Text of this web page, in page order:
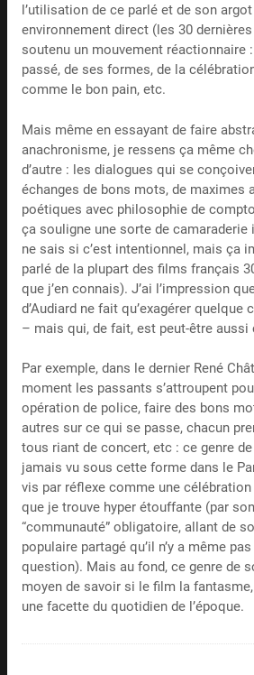
l’utilisation de ce parlé et de son
environnement direct (les 30
soutenu un mouvement réactionnaire
passé, de ses formes, de la
comme le bon pain, etc.
Mais même en essayant de faire
anachronisme, je ressens ça même
d’autre : les dialogues qui se
échanges de bons mots, de maximes
poétiques avec philosophie de
ça souligne une sorte de
ne sais si c’est intentionnel, mais ça
parlé de la plupart des films français
que j’en connais). J’ai l’impression
d’Audiard ne fait qu’exagérer quelque
– mais qui, de fait, est peut-être aussi
Par exemple, dans le dernier René
moment les passants s’attroupent
opération de police, faire des bons
autres sur ce qui se passe, chacun
tous riant de concert, etc : ce genre de
jamais vu sous cette forme dans le
vis par réflexe comme une célébration
que je trouve hyper étouffante (par
“communauté” obligatoire, allant de
populaire partagé qu’il n’y a même
question). Mais au fond, ce genre de
moyen de savoir si le film la
une facette du quotidien de l’époque.